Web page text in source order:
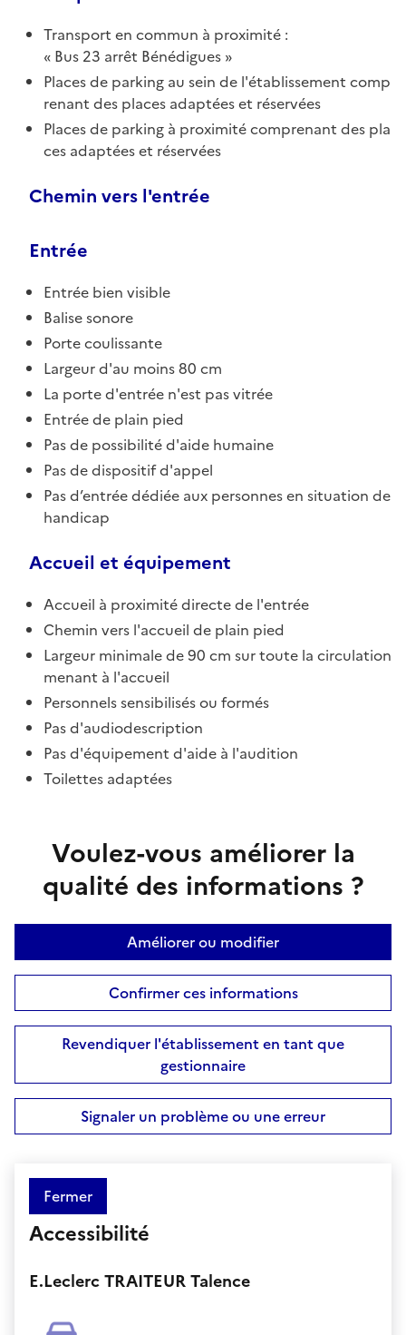
Transport en commun à proximité :
Bus 23 arrêt Bénédigues
Places de parking au sein de l'établissement comp
renant des places adaptées et réservées
Places de parking à proximité comprenant des pla
ces adaptées et réservées
Chemin vers l'entrée
Entrée
Entrée bien visible
Balise sonore
Porte coulissante
Largeur d'au moins 80 cm
La porte d'entrée n'est pas vitrée
Entrée de plain pied
Pas de possibilité d'aide humaine
Pas de dispositif d'appel
Pas d’entrée dédiée aux personnes en situation de
handicap
Accueil et équipement
Accueil à proximité directe de l'entrée
Chemin vers l'accueil de plain pied
Largeur minimale de 90 cm sur toute la circulation
menant à l'accueil
Personnels sensibilisés ou formés
Pas d'audiodescription
Pas d'équipement d'aide à l'audition
Toilettes adaptées
Voulez-vous améliorer la
qualité des informations ?
Améliorer ou modifier
Confirmer ces informations
Revendiquer l'établissement en tant que
gestionnaire
Signaler un problème ou une erreur
Fermer
Accessibilité
E.Leclerc TRAITEUR Talence